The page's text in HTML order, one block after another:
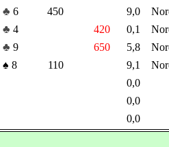
♣ 6 450 9,0
♣ 4 420 0,1
♣ 9 650 5,8
♠ 8 110 9,1
0,0
0,0
0,0